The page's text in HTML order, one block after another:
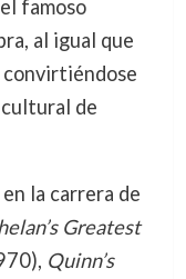
famoso
al igual que
convirtiéndose
de
la carrera de
Greatest
Quinn’s